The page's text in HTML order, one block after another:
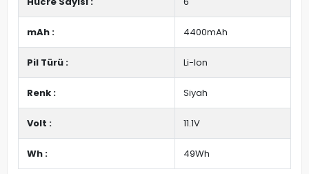
mAh : 4400mAh
Pil Türü : Li-Ion
Renk : Siyah
Volt : 11.1V
Wh : 49Wh